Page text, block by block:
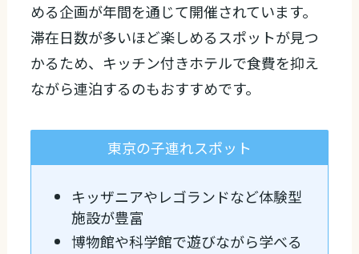
める企画が年間を通じて開催されています。
滞在日数が多いほど楽しめるスポットが見つ
かるため、キッチン付きホテルで食費を抑え
ながら連泊するのもおすすめです。
東京の子連れスポット
キッザニアやレゴランドなど体験型
施設が豊富
博物館や科学館で遊びながら学べる